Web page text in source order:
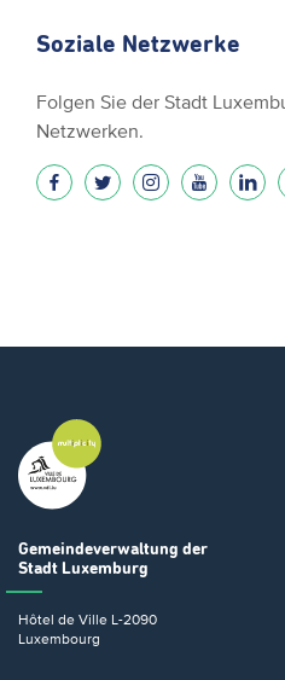
Soziale Netzwerke
Folgen Sie der Stadt
Netzwerken.
Gemeindeverwaltung der
Stadt Luxemburg
Hôtel de Ville L-2090
Luxembourg